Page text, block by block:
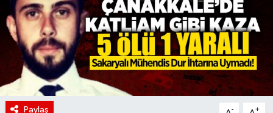
Paylaş - +